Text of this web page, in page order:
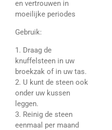
en vertrouwen in
moeilijke periodes
Gebruik:
1. Draag de
knuffelsteen in uw
broekzak of in uw tas.
2. U kunt de steen ook
onder uw kussen
leggen.
3. Reinig de steen
eenmaal per maand